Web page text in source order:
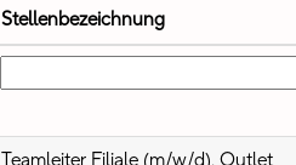
Stellenbezeichnung
Teamleiter Filiale (m/w/d), Outlet